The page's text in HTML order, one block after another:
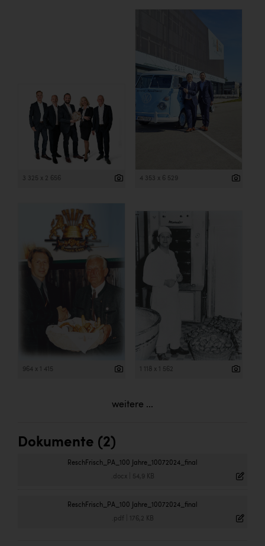
3 325 x 2 656 4 353 x 6 529
964 x 1 415 1 118 x 1 562
weitere ...
Dokumente (2)
ReschFrisch_PA_100 Jahre_10072024_final
.docx| 54,9 KB
ReschFrisch_PA_100 Jahre_10072024_final
.pdf 176,2 KB